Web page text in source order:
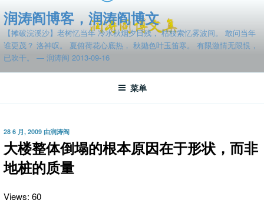
至
容
润涛阎博客，润涛阎博文
【摊破浣溪沙】老树忆当年 冷水秋烟夕日残， 枯枝索忆雾波间。 敢问当年
谁更茂？ 洛神叹。 夏俯荷花心底热， 秋抛色叶玉笛寒。 有限激情无限恨，
已吹干。 — 润涛阎 2013-09-16
菜单
发
于
28 6 月, 2009 由润涛阎
大楼整体倒塌的根本原因在于形状，而非
地桩的质量
Views: 60